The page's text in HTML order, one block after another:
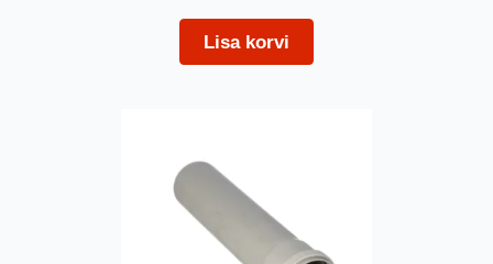
Lisa korvi